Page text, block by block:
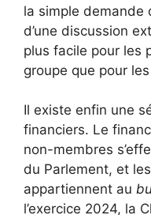
la simple demande
d’une discussion
plus facile pour les
groupe que pour
Il existe enfin une
financiers. Le
non-membres
du Parlement, et
appartiennent au
l’exercice 2024, la